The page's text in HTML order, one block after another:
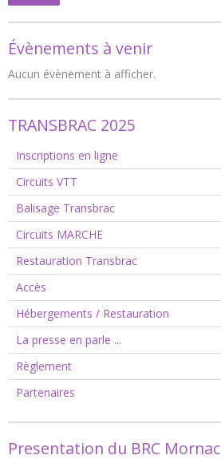
Évènements à venir
Aucun évènement à afficher.
TRANSBRAC 2025
Inscriptions en ligne
Circuits VTT
Balisage Transbrac
Circuits MARCHE
Restauration Transbrac
Accès
Hébergements / Restauration
La presse en parle ...
Règlement
Partenaires
Presentation du BRC Mornac